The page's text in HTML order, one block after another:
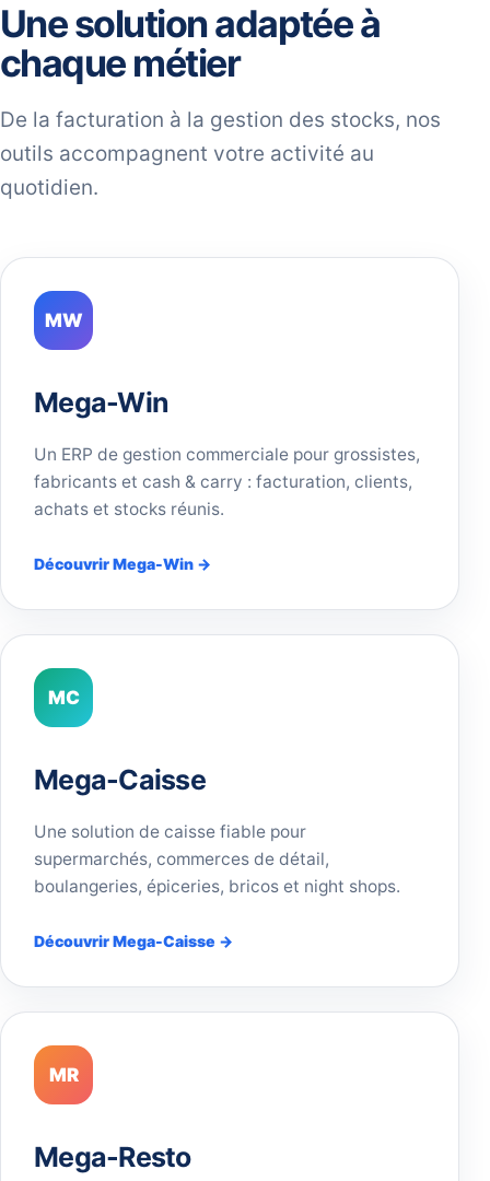
Une solution adaptée à
chaque métier
De la facturation à la gestion des stocks, nos
outils accompagnent votre activité au
quotidien.
MW
Mega-Win
Un ERP de gestion commerciale pour grossistes,
fabricants et cash & carry : facturation, clients,
achats et stocks réunis.
Découvrir Mega-Win →
MC
Mega-Caisse
Une solution de caisse fiable pour
supermarchés, commerces de détail,
boulangeries, épiceries, bricos et night shops.
Découvrir Mega-Caisse →
MR
Mega-Resto